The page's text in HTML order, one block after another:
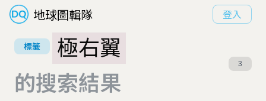
地球圖輯隊 登入
標籤
極右翼
的搜索結果
3